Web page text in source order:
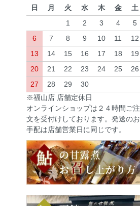
日
月 火 水 木 金
土
1
2 3 4
5
6
7 8 9 10 11
12
13
14 15 16 17 18
19
20
21 22 23 24 25
26
27
28 29
30
※福山店 店舗定休日
オンラインショップは２４時間ご注
文を受付けしております。発送のお
手配は店舗営業日に同じです。